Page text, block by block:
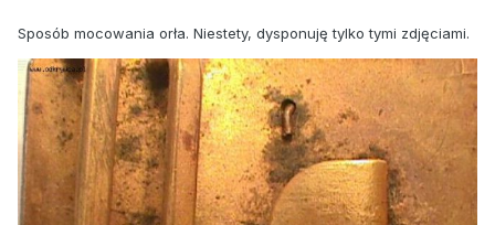
Sposób mocowania orła. Niestety, dysponuję tylko tymi zdjęciami.